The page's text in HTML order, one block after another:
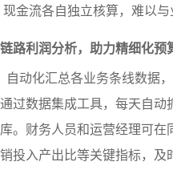
金流各自独立核算，难以
路利润分析，助力精细化预
动化汇总各业务条线数据
过数据集成工具，每天自动
。财务人员和运营经理可
投入产出比等关键指标，及